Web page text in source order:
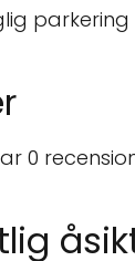
parkering
0